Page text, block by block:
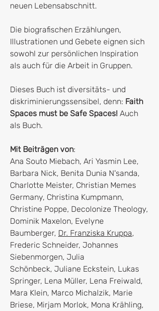
neuen Lebensabschnitt.
Die biografischen Erzählungen,
Illustrationen und Gebete eignen sich
sowohl zur persönlichen Inspiration
als auch für die Arbeit in Gruppen.
Dieses Buch ist diversitäts- und
diskriminierungssensibel, denn: Faith
Spaces must be Safe Spaces! Auch
als Buch.
Mit Beiträgen von:
Ana Souto Miebach, Ari Yasmin Lee,
Barbara Nick, Benita Dunia N'sanda,
Charlotte Meister, Christian Memes
Germany, Christina Kumpmann,
Christine Poppe, Decolonize Theology,
Dominik Maxelon, Evelyne
Baumberger, Dr. Franziska Kruppa,
Frederic Schneider, Johannes
Siebenmorgen, Julia
Schönbeck, Juliane Eckstein, Lukas
Springer, Lena Müller, Lena Freiwald,
Mara Klein, Marco Michalzik, Marie
Briese, Mirjam Morlok, Mona Krähling,